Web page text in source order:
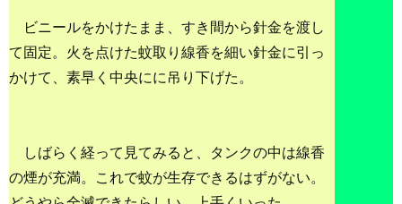
ビニールをかけたまま、すき間から針金を渡し
て固定。火を点けた蚊取り線香を細い針金に引っ
かけて、素早く中央にに吊り下げた。
しばらく経って見てみると、タンクの中は線香
の煙が充満。これで蚊が生存できるはずがない。